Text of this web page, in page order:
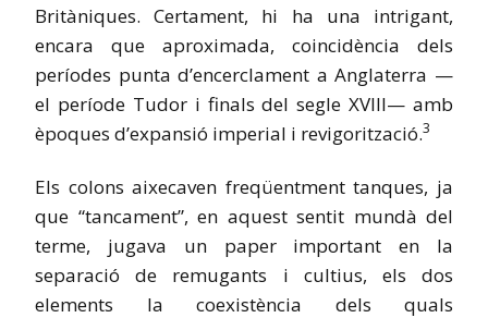
Britàniques. Certament, hi ha una intrigant,
encara que aproximada, coincidència dels
períodes punta d’encerclament a Anglaterra —
el període Tudor i finals del segle XVIII— amb
èpoques d’expansió imperial i revigorització.3
Els colons aixecaven freqüentment tanques, ja
que “tancament”, en aquest sentit mundà del
terme, jugava un paper important en la
separació de remugants i cultius, els dos
elements la coexistència dels quals